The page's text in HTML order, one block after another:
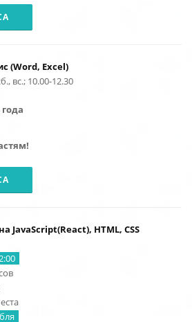
(Word, Excel)
вс.; 10.00-12.30
JavaScript(React), HTML, CSS